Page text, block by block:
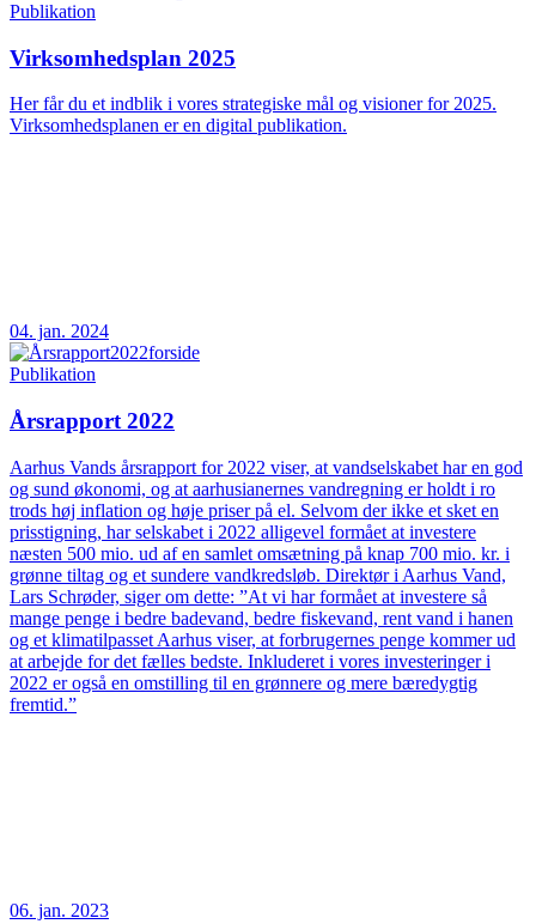
Publikation
Virksomhedsplan 2025
Her får du et indblik i vores strategiske mål og visioner for 2025.
Virksomhedsplanen er en digital publikation.
04. jan. 2024
Publikation
Årsrapport 2022
Aarhus Vands årsrapport for 2022 viser, at vandselskabet har en god
og sund økonomi, og at aarhusianernes vandregning er holdt i ro
trods høj inflation og høje priser på el. Selvom der ikke et sket en
prisstigning, har selskabet i 2022 alligevel formået at investere
næsten 500 mio. ud af en samlet omsætning på knap 700 mio. kr. i
grønne tiltag og et sundere vandkredsløb. Direktør i Aarhus Vand,
Lars Schrøder, siger om dette: ”At vi har formået at investere så
mange penge i bedre badevand, bedre fiskevand, rent vand i hanen
og et klimatilpasset Aarhus viser, at forbrugernes penge kommer ud
at arbejde for det fælles bedste. Inkluderet i vores investeringer i
2022 er også en omstilling til en grønnere og mere bæredygtig
fremtid.”
06. jan. 2023